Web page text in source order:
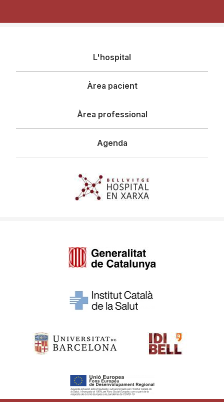
principal
L'hospital
Àrea pacient
Àrea professional
Agenda